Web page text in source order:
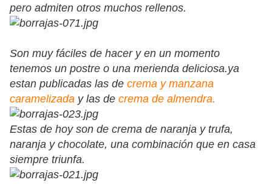
pero admiten otros muchos rellenos.
Son muy fáciles de hacer y en un momento
tenemos un postre o una merienda deliciosa.ya
estan publicadas las de crema y manzana
caramelizada y las de crema de almendra.
Estas de hoy son de crema de naranja y trufa,
naranja y chocolate, una combinación que en casa
siempre triunfa.